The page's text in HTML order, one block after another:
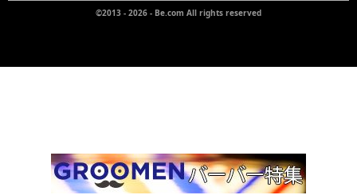
©2013 - 2026 - Be.com All rights reserved